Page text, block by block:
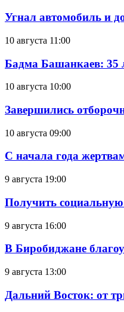
Угнал автомобиль и
10 августа 11:00
Бадма Башанкаев: 35
10 августа 10:00
Завершились
10 августа 09:00
С начала года
9 августа 19:00
Получить
9 августа 16:00
В Биробиджане
9 августа 13:00
Дальний Восток: от